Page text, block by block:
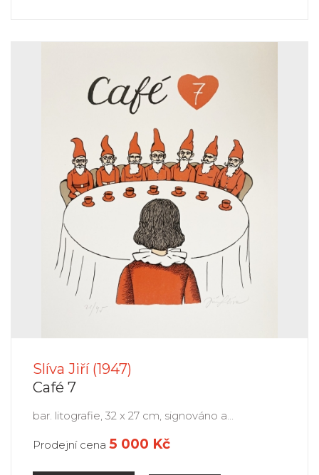
Slíva Jiří (1947)
Café 7
bar. litografie, 32 x 27 cm, signováno a...
Prodejní cena 5 000 Kč